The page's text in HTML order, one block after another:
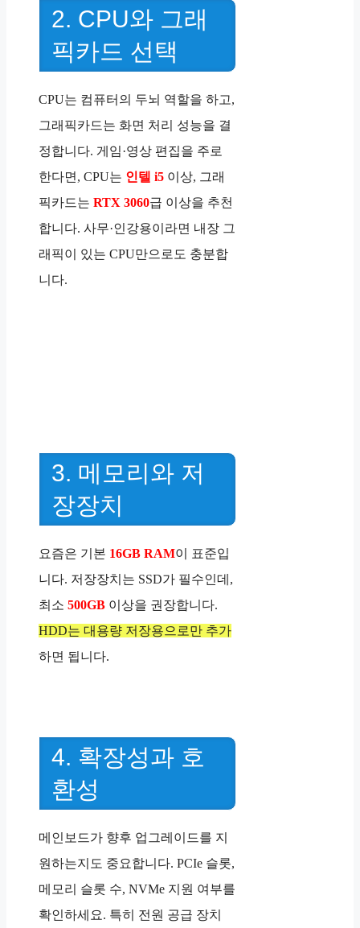
2. CPU와 그래
픽카드 선택
CPU는 컴퓨터의 두뇌 역할을 하고,
그래픽카드는 화면 처리 성능을 결
정합니다. 게임·영상 편집을 주로
한다면, CPU는 인텔 i5 이상, 그래
픽카드는 RTX 3060급 이상을 추천
합니다. 사무·인강용이라면 내장 그
래픽이 있는 CPU만으로도 충분합
니다.
3. 메모리와 저
장장치
요즘은 기본 16GB RAM이 표준입
니다. 저장장치는 SSD가 필수인데,
최소 500GB 이상을 권장합니다.
HDD는 대용량 저장용으로만 추가
하면 됩니다.
4. 확장성과 호
환성
메인보드가 향후 업그레이드를 지
원하는지도 중요합니다. PCIe 슬롯,
메모리 슬롯 수, NVMe 지원 여부를
확인하세요. 특히 전원 공급 장치